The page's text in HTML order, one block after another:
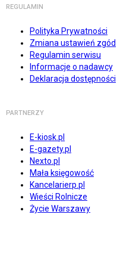
REGULAMIN
Polityka Prywatności
Zmiana ustawień zgód
Regulamin serwisu
Informacje o nadawcy
Deklaracja dostępności
PARTNERZY
E-kiosk.pl
E-gazety.pl
Nexto.pl
Mała księgowość
Kancelarierp.pl
Wieści Rolnicze
Życie Warszawy